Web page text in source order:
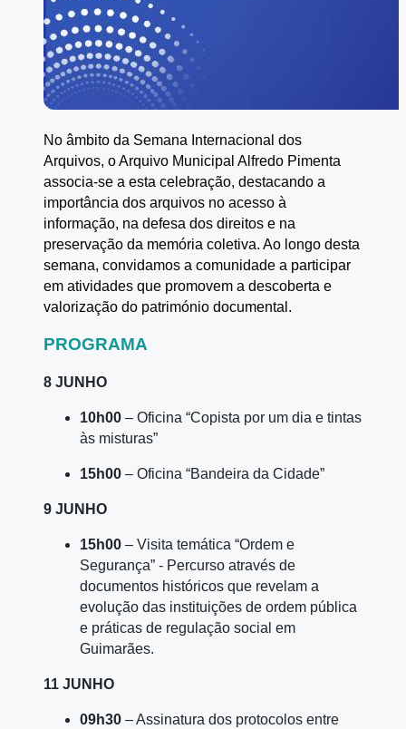
No âmbito da Semana Internacional dos
Arquivos, o Arquivo Municipal Alfredo Pimenta
associa-se a esta celebração, destacando a
importância dos arquivos no acesso à
informação, na defesa dos direitos e na
preservação da memória coletiva. Ao longo desta
semana, convidamos a comunidade a participar
em atividades que promovem a descoberta e
valorização do património documental.
PROGRAMA
8 JUNHO
10h00 – Oficina “Copista por um dia e tintas
às misturas”
15h00 – Oficina “Bandeira da Cidade”
9 JUNHO
15h00 – Visita temática “Ordem e
Segurança” - Percurso através de
documentos históricos que revelam a
evolução das instituições de ordem pública
e práticas de regulação social em
Guimarães.
11 JUNHO
09h30 – Assinatura dos protocolos entre